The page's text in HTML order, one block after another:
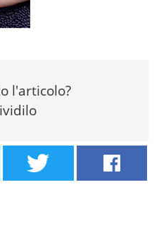
l'articolo?